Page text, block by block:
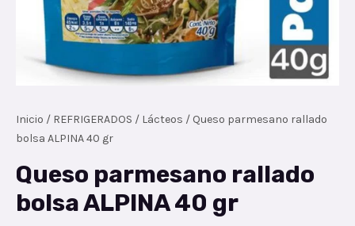
Inicio / REFRIGERADOS / Lácteos / Queso parmesano rallado
bolsa ALPINA 40 gr
Queso parmesano rallado
bolsa ALPINA 40 gr